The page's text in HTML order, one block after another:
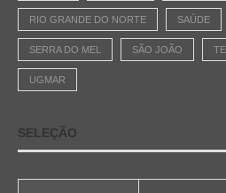
RIO GRANDE DO NORTE SAÚDE
SERRA DO MEL SÃO JOÃO
UGMAR
SELEÇÃO